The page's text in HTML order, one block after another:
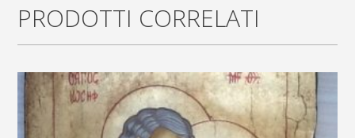
18x22
PRODOTTI CORRELATI